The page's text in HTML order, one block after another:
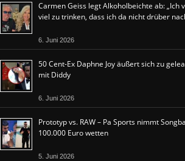
Carmen Geiss legt Alkoholbeichte ab: „Ich
viel zu trinken, dass ich da nicht drüber
6. Juni 2026
50 Cent-Ex Daphne Joy äußert sich zu
mit Diddy
6. Juni 2026
Prototyp vs. RAW – Pa Sports nimmt
100.000 Euro wetten
5. Juni 2026